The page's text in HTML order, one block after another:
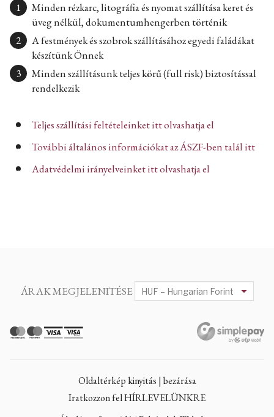
Minden rézkarc, litográfia és nyomat szállítása keret és
üveg nélkül, dokumentumhengerben történik
A festmények és szobrok szállításához egyedi faládákat
készítünk Önnek
Minden szállításunk teljes körű (full risk) biztosítással
rendelkezik
Teljes szállítási feltételeinket itt olvashatja el
További általános információkat az ÁSZF-ben talál itt
Adatvédelmi irányelveinket itt olvashatja el
ÁRAK MEGJELENITÉSE
Oldaltérkép kinyitás | bezárása
Iratkozzon fel HÍRLEVELÜNKRE